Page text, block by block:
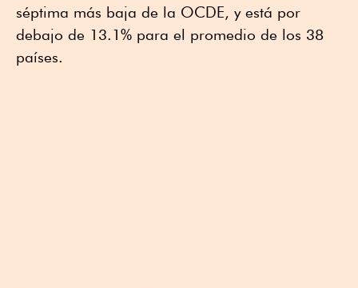
séptima más baja de la OCDE, y está por
debajo de 13.1% para el promedio de los 38
países.